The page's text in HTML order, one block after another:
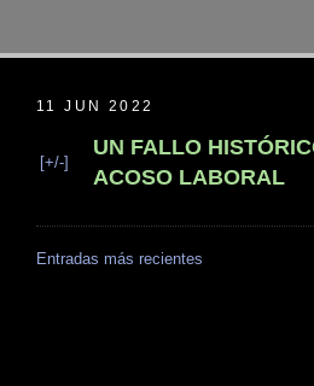
11 JUN 2022
[+/-]
UN FALLO
ACOSO LABORAL
Entradas más recientes